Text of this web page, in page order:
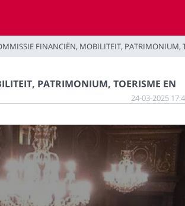
FINANCIËN, MOBILITEIT, PATRIMONIUM,
PATRIMONIUM, TOERISME EN
24-03-2025